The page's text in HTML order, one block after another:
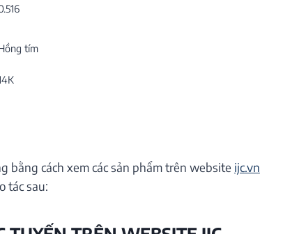
tím
bằng cách xem các sản phẩm trên website ijc.vn
tác sau: